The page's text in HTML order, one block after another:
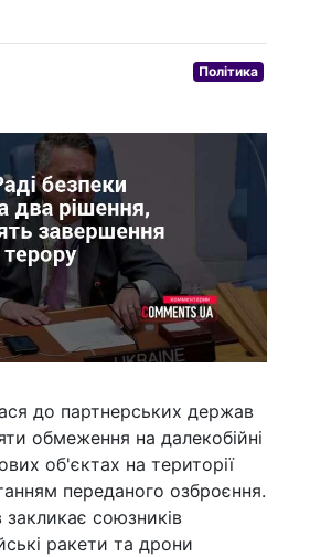
Політика
до партнерських держав
обмеження на далекобійні
об'єктах на території
переданого озброєння.
закликає союзників
ракети та дрони